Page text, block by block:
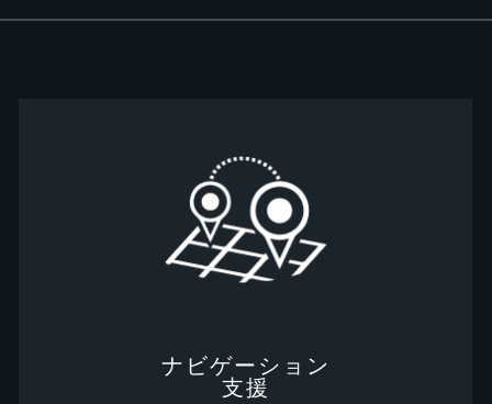
ナビゲーション
支援